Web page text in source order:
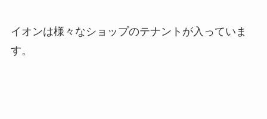
イオンは様々なショップのテナントが入っていま
す。